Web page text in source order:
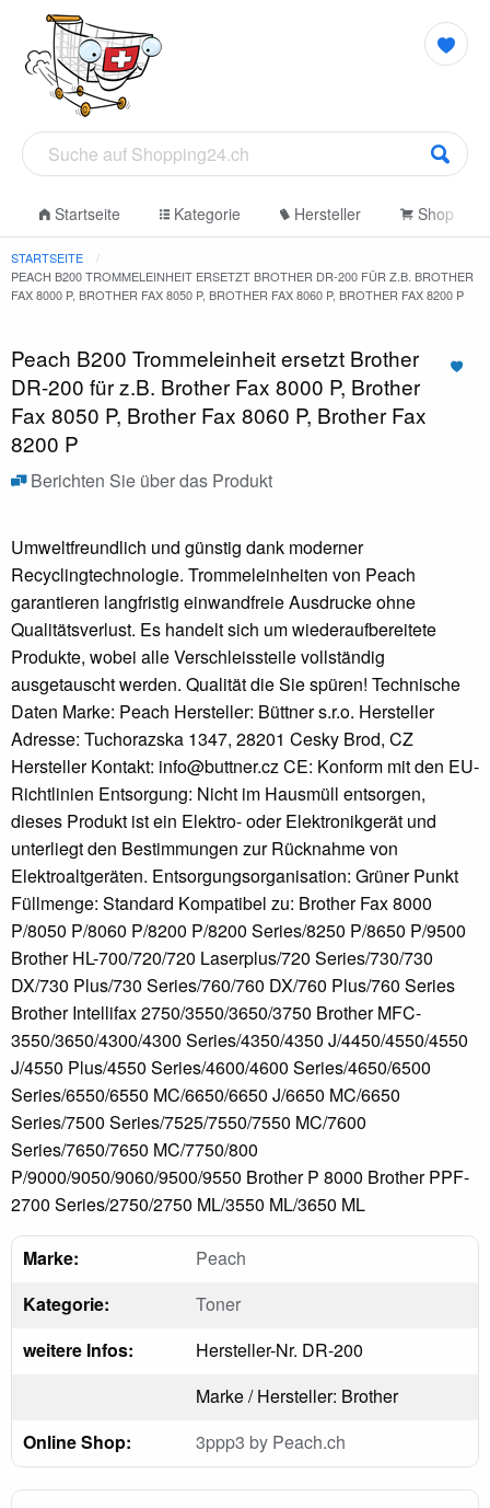
Startseite Kategorie Hersteller Shop
STARTSEITE
PEACH B200 TROMMELEINHEIT ERSETZT BROTHER DR-200 FÜR Z.B. BROTHER
FAX 8000 P, BROTHER FAX 8050 P, BROTHER FAX 8060 P, BROTHER FAX 8200 P
Peach B200 Trommeleinheit ersetzt Brother
DR-200 für z.B. Brother Fax 8000 P, Brother
Fax 8050 P, Brother Fax 8060 P, Brother Fax
8200 P
Berichten Sie über das Produkt
Umweltfreundlich und günstig dank moderner
Recyclingtechnologie. Trommeleinheiten von Peach
garantieren langfristig einwandfreie Ausdrucke ohne
Qualitätsverlust. Es handelt sich um wiederaufbereitete
Produkte, wobei alle Verschleissteile vollständig
ausgetauscht werden. Qualität die Sie spüren! Technische
Daten Marke: Peach Hersteller: Büttner s.r.o. Hersteller
Adresse: Tuchorazska 1347, 28201 Cesky Brod, CZ
Hersteller Kontakt: info@buttner.cz CE: Konform mit den EU-
Richtlinien Entsorgung: Nicht im Hausmüll entsorgen,
dieses Produkt ist ein Elektro- oder Elektronikgerät und
unterliegt den Bestimmungen zur Rücknahme von
Elektroaltgeräten. Entsorgungsorganisation: Grüner Punkt
Füllmenge: Standard Kompatibel zu: Brother Fax 8000
P/8050 P/8060 P/8200 P/8200 Series/8250 P/8650 P/9500
Brother HL-700/720/720 Laserplus/720 Series/730/730
DX/730 Plus/730 Series/760/760 DX/760 Plus/760 Series
Brother Intellifax 2750/3550/3650/3750 Brother MFC-
3550/3650/4300/4300 Series/4350/4350 J/4450/4550/4550
J/4550 Plus/4550 Series/4600/4600 Series/4650/6500
Series/6550/6550 MC/6650/6650 J/6650 MC/6650
Series/7500 Series/7525/7550/7550 MC/7600
Series/7650/7650 MC/7750/800
P/9000/9050/9060/9500/9550 Brother P 8000 Brother PPF-
2700 Series/2750/2750 ML/3550 ML/3650 ML
Marke:
Peach
Kategorie:
Toner
weitere Infos:
Hersteller-Nr. DR-200
Marke / Hersteller: Brother
Online Shop:
3ppp3 by Peach.ch